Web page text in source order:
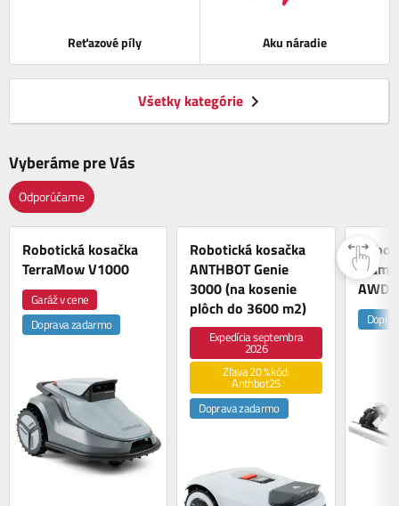
Reťazové píly Aku náradie
Všetky kategórie
Vyberáme pre Vás
Odporúčame
Robotická kosačka
TerraMow V1000
Garáž v cene
Doprava zadarmo
Robotická kosačka
ANTHBOT Genie
3000 (na kosenie
plôch do 3600 m2)
Expedícia septembra
2026
Zľava 20 % kód:
Anthbot25
Doprava zadarmo
AWD